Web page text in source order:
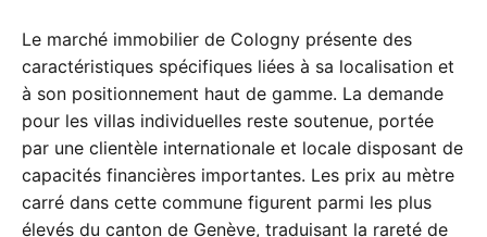
Le marché immobilier de Cologny présente des
caractéristiques spécifiques liées à sa localisation et
à son positionnement haut de gamme. La demande
pour les villas individuelles reste soutenue, portée
par une clientèle internationale et locale disposant de
capacités financières importantes. Les prix au mètre
carré dans cette commune figurent parmi les plus
élevés du canton de Genève, traduisant la rareté de